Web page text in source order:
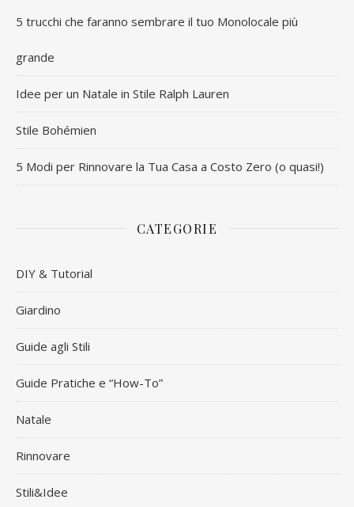
5 trucchi che faranno sembrare il tuo Monolocale più
grande
Idee per un Natale in Stile Ralph Lauren
Stile Bohémien
5 Modi per Rinnovare la Tua Casa a Costo Zero (o quasi!)
CATEGORIE
DIY & Tutorial
Giardino
Guide agli Stili
Guide Pratiche e “How-To”
Natale
Rinnovare
Stili&Idee